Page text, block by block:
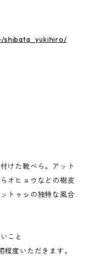
shibata_yukihiro/
けた靴べら。アット
オヒョウなどの樹皮
トゥㇱの独特な風合
こと
度いただきます。